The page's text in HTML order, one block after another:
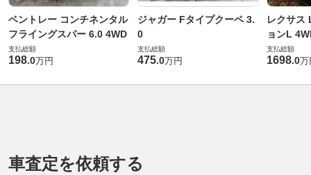
ベントレー コンチネンタル
フライングスパー 6.0 4WD
支払総額
198.0万円
ジャガー Fタイプクーペ 3.
0
支払総額
475.0万円
レクサス
ョンL
支払総額
1698.0万
車査定を依頼する